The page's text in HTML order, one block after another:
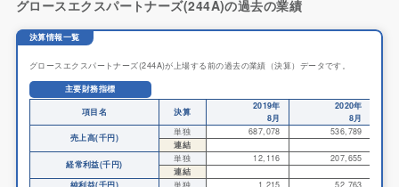
グロースエクスパートナーズ(244A)の過去の業績
決算情報一覧
グロースエクスパートナーズ(244A)が上場する前の過去の業績（決算）データです。
主要財務指標
項目名
決算
2019年
8月
2020年
8月
売上高(千円)
単独 687,078
536,789
連結
経常利益(千円)
単独 12,116
207,655
連結
純利益(千円)
単独 1,215
52,763